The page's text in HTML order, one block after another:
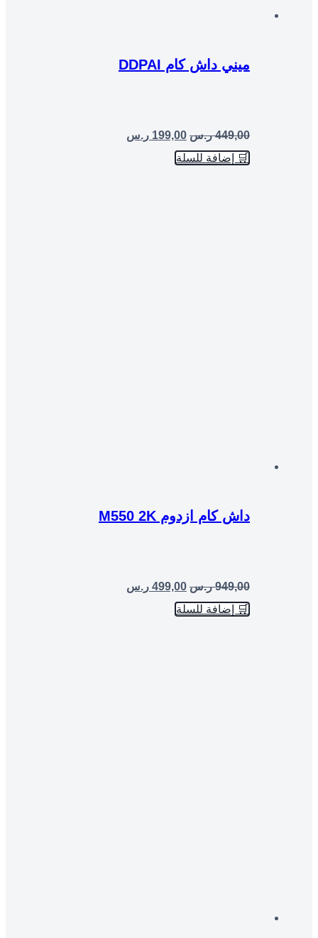
ميني داش كام DDPAI
449,00 ر.س 199,00 ر.س
🛒 إضافة للسلة
داش كام ازدوم M550 2K
949,00 ر.س 499,00 ر.س
🛒 إضافة للسلة